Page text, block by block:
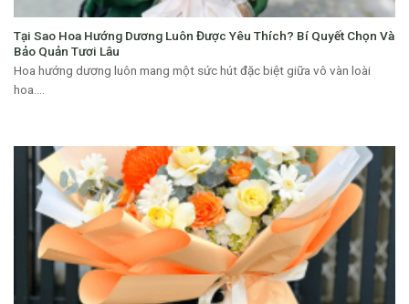
Tại Sao Hoa Hướng Dương Luôn Được Yêu Thích? Bí Quyết Chọn Và
Bảo Quản Tươi Lâu
Hoa hướng dương luôn mang một sức hút đặc biệt giữa vô vàn loài
hoa....